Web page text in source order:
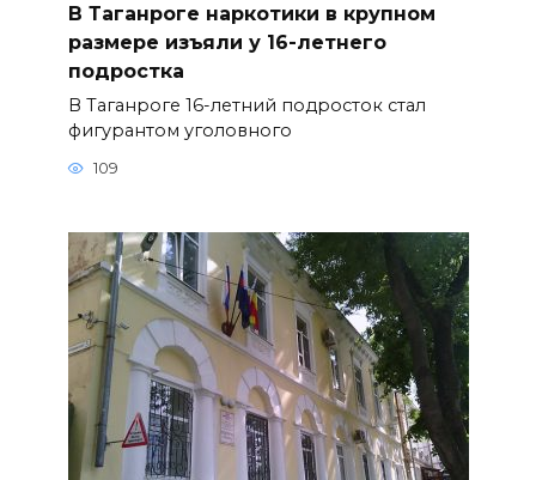
В Таганроге наркотики в крупном
размере изъяли у 16-летнего
подростка
В Таганроге 16-летний подросток стал
фигурантом уголовного
109